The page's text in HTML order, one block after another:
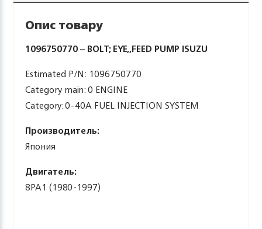
Опис товару
1096750770 – BOLT; EYE,,FEED PUMP ISUZU
Estimated P/N: 1096750770
Category main: 0 ENGINE
Category: 0-40A FUEL INJECTION SYSTEM
Производитель:
Япония
Двигатель:
8PA1 (1980-1997)